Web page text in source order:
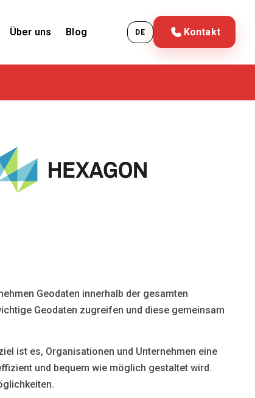
Über uns Blog DE Kontakt
Geodaten innerhalb der gesamten
Geodaten zugreifen und diese gemeinsam
ist es, Organisationen und Unternehmen eine
und bequem wie möglich gestaltet wird.